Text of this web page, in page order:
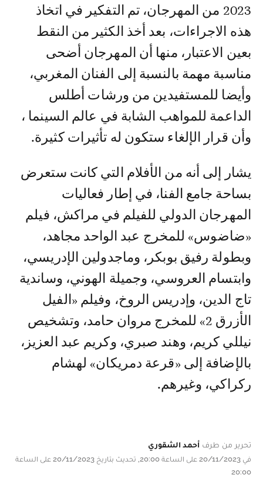
2023 من المهرجان، تم التفكير في اتخاذ
هذه الاجراءات، بعد أخذ الكثير من النقط
بعين الاعتبار، منها أن المهرجان أضحى
مناسبة مهمة بالنسبة إلى الفنان المغربي،
وأيضا للمستفيدين من ورشات أطلس
الداعمة للمواهب الشابة في عالم السينما ،
وأن قرار الإلغاء ستكون له تأثيرات كثيرة.
يشار إلى أنه من الأفلام التي كانت ستعرض
بساحة جامع الفنا، في إطار فعاليات
المهرجان الدولي للفيلم في مراكش، فيلم
«ضاضوس» للمخرج عبد الواحد مجاهد،
وبطولة رفيق بوبكر، وماجدولين الإدريسي،
وابتسام العروسي، وجميلة الهوني، وساندية
تاج الدين، وإدريس الروخ، وفيلم «الفيل
الأزرق 2» للمخرج مروان حامد، وتشخيص
نيللي كريم، وهند صبري، وكريم عبد العزيز،
بالإضافة إلى «قرعة دمريكان» لهشام
ركراكي، وغيرهم.
تحرير من طرف أحمد الشقوري
في 20/11/2023 على الساعة 20:00, تحديث بتاريخ 20/11/2023 على الساعة
20:00